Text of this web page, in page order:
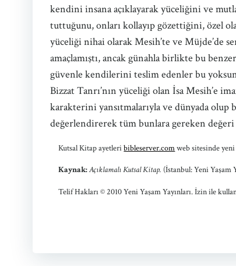
kendini insana açıklayarak yüceliğini ve
tuttuğunu, onları kollayıp gözettiğini, özel
yüceliği nihai olarak Mesih’te ve Müjde’de
amaçlamıştı, ancak günahla birlikte bu
güvenle kendilerini teslim edenler bu
Bizzat Tanrı’nın yüceliği olan İsa Mesih’e
karakterini yansıtmalarıyla ve dünyada olup
değerlendirerek tüm bunlara gereken
Kutsal Kitap ayetleribibleserver.comweb sitesinde
Kaynak:Açıklamalı Kutsal Kitap. (İstanbul: Yeni Yaşam
Telif Hakları © 2010 Yeni Yaşam Yayınları. İzin ile